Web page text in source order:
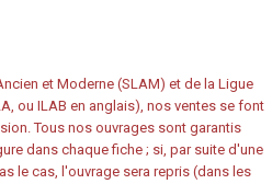
et Moderne (SLAM) et de la Ligue
ou ILAB en anglais), nos ventes se font
Tous nos ouvrages sont garantis
dans chaque fiche ; si, par suite d'une
le cas, l'ouvrage sera repris (dans les